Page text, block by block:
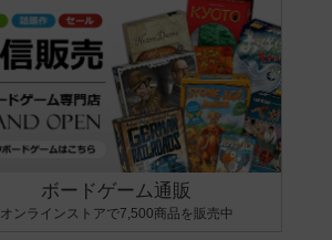
ボードゲーム通販
オンラインストアで7,500商品を販売中